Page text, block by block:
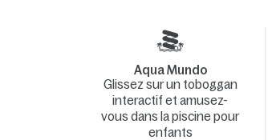
Aqua Mundo
Glissez sur un toboggan
interactif et amusez-
vous dans la piscine pour
enfants